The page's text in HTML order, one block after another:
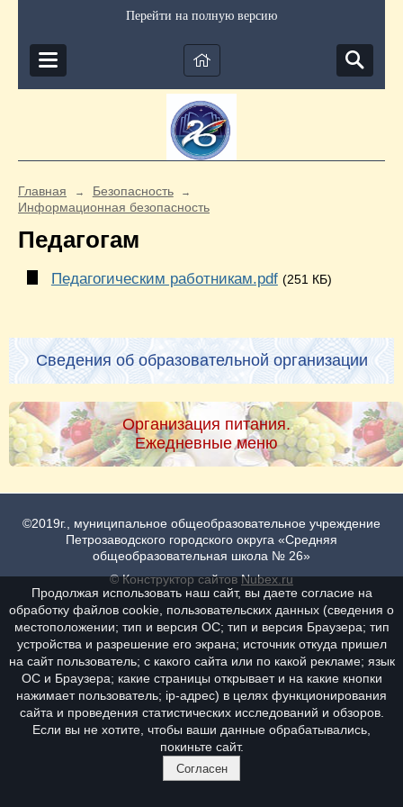
Перейти на полную версию
Главная → Безопасность →
Информационная безопасность
Педагогам
Педагогическим работникам.pdf (251 КБ)
Сведения об образовательной организации
Организация питания.
Ежедневные меню
©2019г., муниципальное общеобразовательное учреждение
Петрозаводского городского округа «Средняя
общеобразовательная школа № 26»
© Конструктор сайтовNubex.ru
Продолжая использовать наш сайт, вы даете согласие на
обработку файлов cookie, пользовательских данных (сведения о
местоположении; тип и версия ОС; тип и версия Браузера; тип
устройства и разрешение его экрана; источник откуда пришел
на сайт пользователь; с какого сайта или по какой рекламе; язык
ОС и Браузера; какие страницы открывает и на какие кнопки
нажимает пользователь; ip-адрес) в целях функционирования
сайта и проведения статистических исследований и обзоров.
Если вы не хотите, чтобы ваши данные обрабатывались,
покиньте сайт.
Согласен